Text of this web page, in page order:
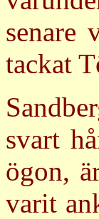
senare
tackat
svart
ögon,
varit